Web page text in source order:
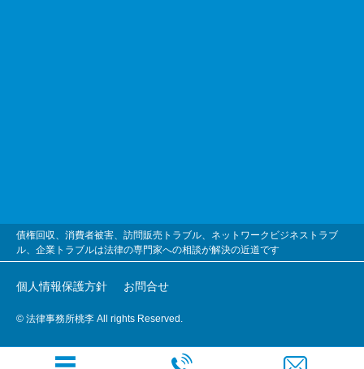
債権回収、消費者被害、訪問販売トラブル、ネットワークビジネストラブ
ル、企業トラブルは法律の専門家への相談が解決の近道です
個人情報保護方針 お問合せ
© 法律事務所桃李 All rights Reserved.